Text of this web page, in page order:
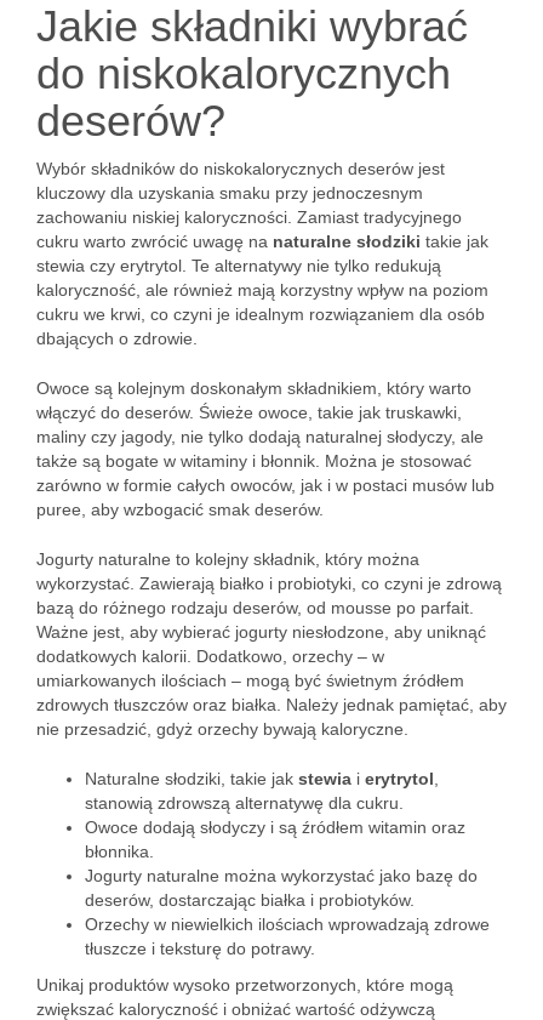
Jakie składniki wybrać
do niskokalorycznych
deserów?
Wybór składników do niskokalorycznych deserów jest
kluczowy dla uzyskania smaku przy jednoczesnym
zachowaniu niskiej kaloryczności. Zamiast tradycyjnego
cukru warto zwrócić uwagę na naturalne słodziki takie jak
stewia czy erytrytol. Te alternatywy nie tylko redukują
kaloryczność, ale również mają korzystny wpływ na poziom
cukru we krwi, co czyni je idealnym rozwiązaniem dla osób
dbających o zdrowie.
Owoce są kolejnym doskonałym składnikiem, który warto
włączyć do deserów. Świeże owoce, takie jak truskawki,
maliny czy jagody, nie tylko dodają naturalnej słodyczy, ale
także są bogate w witaminy i błonnik. Można je stosować
zarówno w formie całych owoców, jak i w postaci musów lub
puree, aby wzbogacić smak deserów.
Jogurty naturalne to kolejny składnik, który można
wykorzystać. Zawierają białko i probiotyki, co czyni je zdrową
bazą do różnego rodzaju deserów, od mousse po parfait.
Ważne jest, aby wybierać jogurty niesłodzone, aby uniknąć
dodatkowych kalorii. Dodatkowo, orzechy – w
umiarkowanych ilościach – mogą być świetnym źródłem
zdrowych tłuszczów oraz białka. Należy jednak pamiętać, aby
nie przesadzić, gdyż orzechy bywają kaloryczne.
Naturalne słodziki, takie jak stewia i erytrytol
stanowią zdrowszą alternatywę dla cukru.
Owoce dodają słodyczy i są źródłem witamin oraz
błonnika.
Jogurty naturalne można wykorzystać jako bazę do
deserów, dostarczając białka i probiotyków.
Orzechy w niewielkich ilościach wprowadzają zdrowe
tłuszcze i teksturę do potrawy.
Unikaj produktów wysoko przetworzonych, które mogą
zwiększać kaloryczność i obniżać wartość odżywczą